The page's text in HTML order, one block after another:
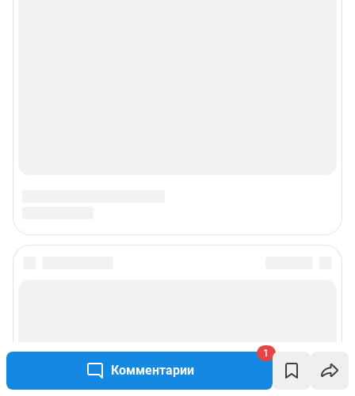
Комментарии
1